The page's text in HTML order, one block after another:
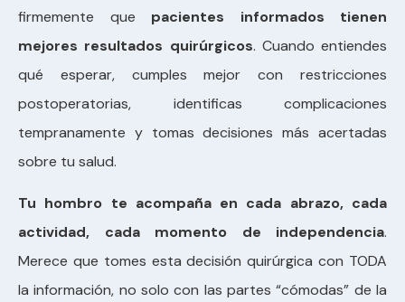
firmemente que pacientes informados tienen
mejores resultados quirúrgicos. Cuando entiendes
qué esperar, cumples mejor con restricciones
postoperatorias, identificas complicaciones
tempranamente y tomas decisiones más acertadas
sobre tu salud.
Tu hombro te acompaña en cada abrazo, cada
actividad, cada momento de independencia.
Merece que tomes esta decisión quirúrgica con TODA
la información, no solo con las partes “cómodas” de la